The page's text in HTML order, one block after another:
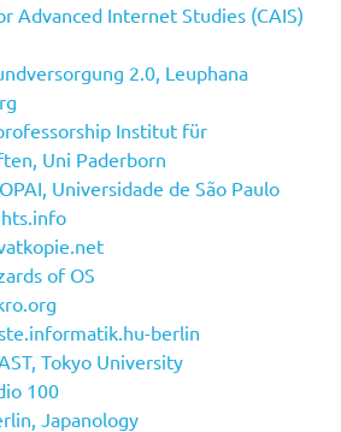
Advanced Internet Studies (CAIS)
2.0, Leuphana
Institut für
Uni Paderborn
Universidade de São Paulo
of OS
berlin
Tokyo University
100
Japanology